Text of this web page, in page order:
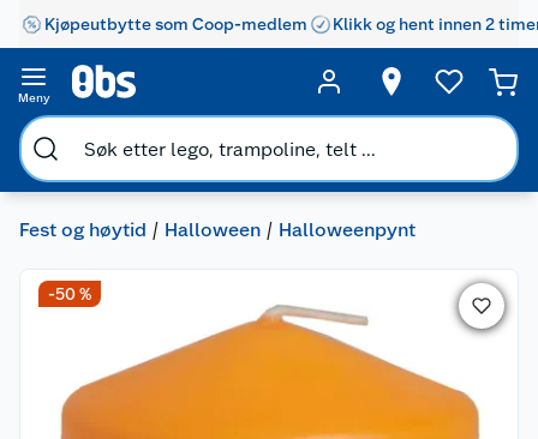
Kjøpeutbytte som Coop-medlem Klikk og hent innen 2
Meny
Fest og høytid Halloween Halloweenpynt
-50 %